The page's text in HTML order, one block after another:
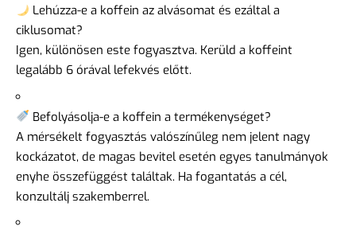
Lehúzza-e a koffein az alvásomat és ezáltal a
ciklusomat?
Igen, különösen este fogyasztva. Kerüld a koffeint
legalább 6 órával lefekvés előtt.
Befolyásolja-e a koffein a termékenységet?
A mérsékelt fogyasztás valószínűleg nem jelent nagy
kockázatot, de magas bevitel esetén egyes tanulmányok
enyhe összefüggést találtak. Ha fogantatás a cél,
konzultálj szakemberrel.